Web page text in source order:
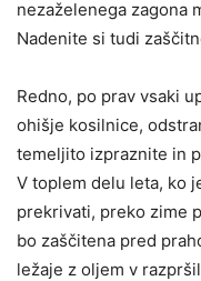
nezaželenega zagona
Nadenite si tudi
Redno, po prav vsaki
ohišje kosilnice,
temeljito izpraznite in
V toplem delu leta, ko
prekrivati, preko zime
bo zaščitena pred
ležaje z oljem v